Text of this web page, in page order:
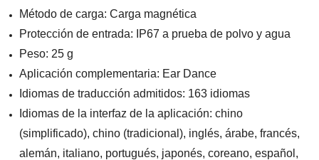
Método de carga: Carga magnética
Protección de entrada: IP67 a prueba de polvo y agua
Peso: 25 g
Aplicación complementaria: Ear Dance
Idiomas de traducción admitidos: 163 idiomas
Idiomas de la interfaz de la aplicación: chino
(simplificado), chino (tradicional), inglés, árabe, francés,
alemán, italiano, portugués, japonés, coreano, español,